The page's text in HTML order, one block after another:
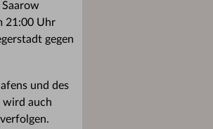
21:00 Uhr
gegen
und des
wird auch